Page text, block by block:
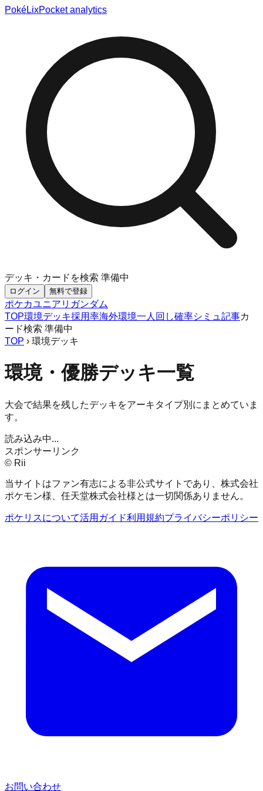
PokéLixPocket analytics
デッキ・カードを検索 準備中
ログイン 無料で登録
ポケカユニアリ ガンダム
TOP環境デッキ採用率海外環境一人回し確率シミュ 記事カ
ード検索 準備中
TOP › 環境デッキ
環境・優勝デッキ一覧
大会で結果を残したデッキをアーキタイプ別にまとめていま
す。
読み込み中...
スポンサーリンク
© Rii
当サイトはファン有志による非公式サイトであり、株式会社
ポケモン様、任天堂株式会社様とは一切関係ありません。
ポケリスについて活用ガイド利用規約プライバシーポリシー
お問い合わせ